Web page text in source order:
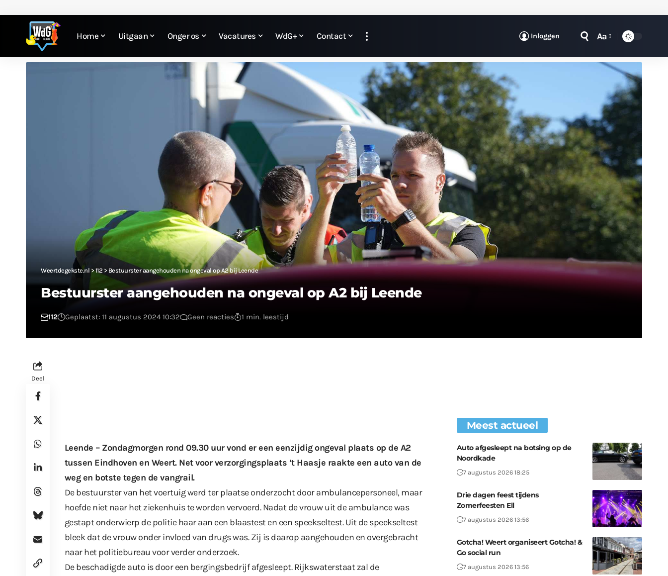
Home Uitgaan Onger os Vacatures WdG+ Contact Inloggen Aa
Weertdegekste.nl >112 > Bestuurster aangehouden na ongeval op A2 bij Leende
Bestuurster aangehouden na ongeval op A2 bij Leende
112 Geplaatst: 11 augustus 2024 10:32 Geen reacties 1 min. leestijd
Deel
Leende – Zondagmorgen rond 09.30 uur vond er een eenzijdig ongeval plaats op de A2
tussen Eindhoven en Weert. Net voor verzorgingsplaats ’t Haasje raakte een auto van de
weg en botste tegen de vangrail.
De bestuurster van het voertuig werd ter plaatse onderzocht door ambulancepersoneel, maar
hoefde niet naar het ziekenhuis te worden vervoerd. Nadat de vrouw uit de ambulance was
gestapt onderwierp de politie haar aan een blaastest en een speekseltest. Uit de speekseltest
bleek dat de vrouw onder invloed van drugs was. Zij is daarop aangehouden en overgebracht
naar het politiebureau voor verder onderzoek.
De beschadigde auto is door een bergingsbedrijf afgesleept. Rijkswaterstaat zal de
Meest actueel
Auto afgesleept na botsing op de
Noordkade
7 augustus 2026 18:25
Drie dagen feest tijdens
Zomerfeesten Ell
7 augustus 2026 13:56
Gotcha! Weert organiseert Gotcha! &
Go social run
7 augustus 2026 13:56